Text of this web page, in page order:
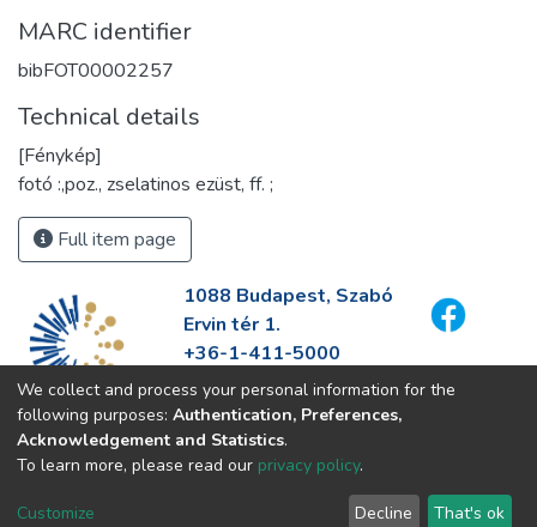
MARC identifier
bibFOT00002257
Technical details
[Fénykép]
fotó :,poz., zselatinos ezüst, ff. ;
Full item page
1088 Budapest, Szabó
Ervin tér 1.
+36-1-411-5000
info@fszek.hu
https://fszek.hu
We collect and process your personal information for the
following purposes: Authentication, Preferences,
Acknowledgement and Statistics.
To learn more, please read our privacy policy.
Customize Decline That's ok